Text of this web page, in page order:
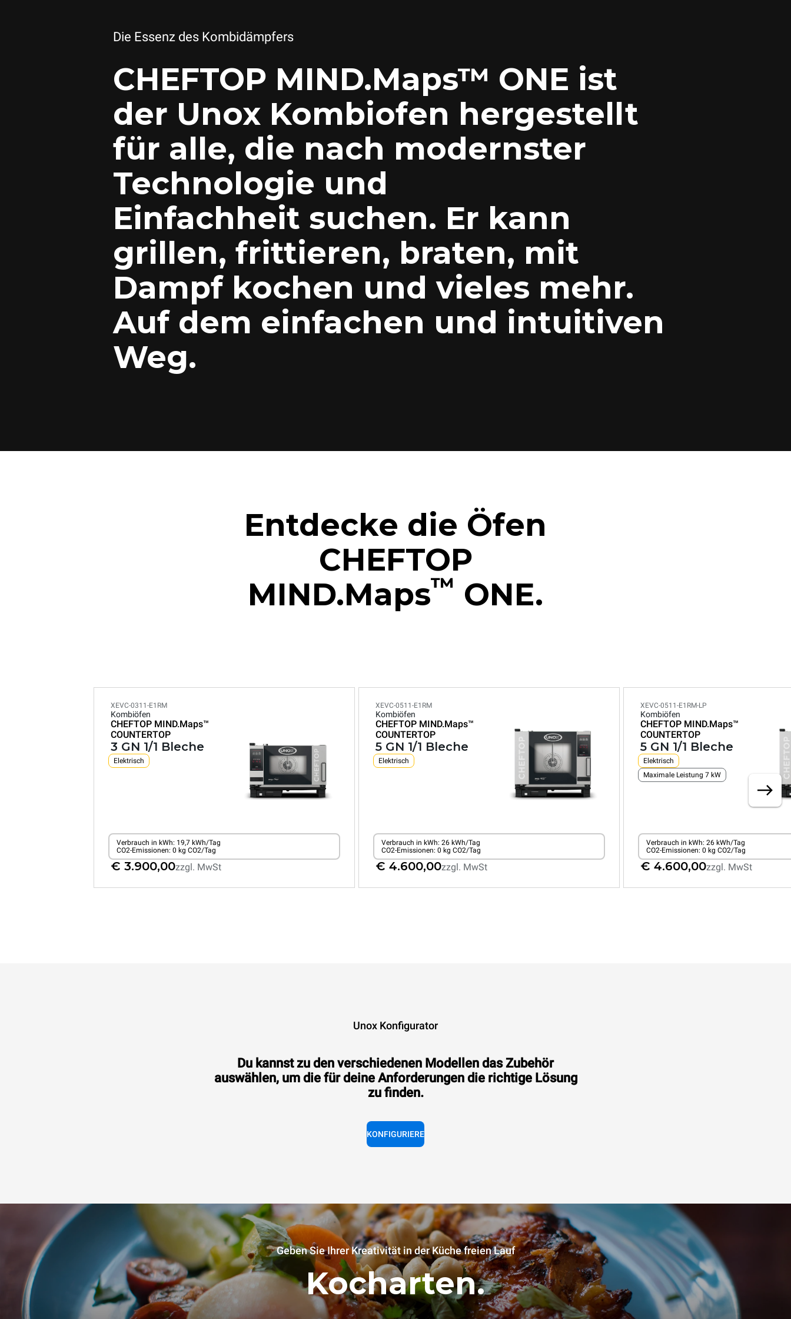
Die Essenz des Kombidämpfers
CHEFTOP MIND.Maps™ ONE ist
der Unox Kombiofen hergestellt
für alle, die nach modernster
Technologie und
Einfachheit suchen. Er kann
grillen, frittieren, braten, mit
Dampf kochen und vieles mehr.
Auf dem einfachen und intuitiven
Weg.
Entdecke die Öfen
CHEFTOP
MIND.Maps™ ONE.
XEVC-0311-E1RM
Kombiöfen
CHEFTOP MIND.Maps™
COUNTERTOP
3 GN 1/1 Bleche
Elektrisch
Verbrauch in kWh: 19,7 kWh/Tag
CO2-Emissionen: 0 kg CO2/Tag
€ 3.900,00zzgl. MwSt
XEVC-0511-E1RM
Kombiöfen
CHEFTOP MIND.Maps™
COUNTERTOP
5 GN 1/1 Bleche
Elektrisch
Verbrauch in kWh: 26 kWh/Tag
CO2-Emissionen: 0 kg CO2/Tag
€ 4.600,00zzgl. MwSt
XEVC-0511-E1RM-LP
Kombiöfen
CHEFTOP MIND.Maps™
COUNTERTOP
5 GN 1/1 Bleche
Elektrisch
Maximale Leistung 7 kW
Verbrauch in kWh: 26 kWh/Tag
CO2-Emissionen: 0 kg CO2/Tag
€ 4.600,00zzgl. MwSt
Unox Konfigurator
Du kannst zu den verschiedenen Modellen das Zubehör
auswählen, um die für deine Anforderungen die richtige Lösung
zu finden.
KONFIGURIERE
Geben Sie Ihrer Kreativität in der Küche freien Lauf
Kocharten.